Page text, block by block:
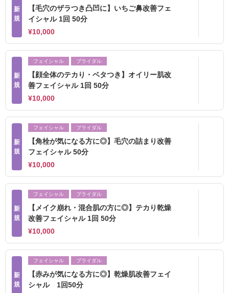
新
規
【毛穴のザラつき凸凹に】いちご鼻改善フェ
イシャル 1回 50分
¥10,000
新
規
フェイシャル ブライダル
【顔全体のテカり・ベタつき】オイリー肌改
善フェイシャル 1回 50分
¥10,000
新
規
フェイシャル ブライダル
【角栓が気になる方に◎】毛穴の詰まり改善
フェイシャル 50分
¥10,000
新
規
フェイシャル ブライダル
【メイク崩れ・混合肌の方に◎】テカり乾燥
改善フェイシャル 1回 50分
¥10,000
新
規
フェイシャル ブライダル
【赤みが気になる方に◎】乾燥肌改善フェイ
シャル 1回50分